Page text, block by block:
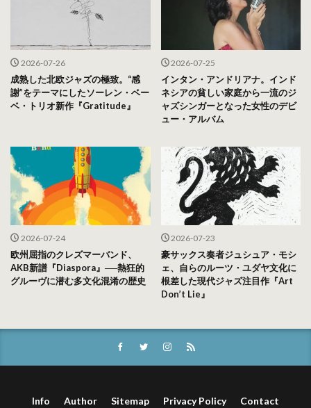
2026-07-26
成熟した北欧ジャズの極致。“感
謝”をテーマにしたソーレン・ベー
ベ・トリオ新作『Gratitude』
2026-07-25
インタン・アンドリアナ。インド
ネシアの貧しい家庭から一流のジ
ャズシンガーとなった女性のデビ
ュー・アルバム
2026-07-24
欧州屈指のクレズマーバンド、
AKB新譜『Diaspora』──熱狂的
グルーヴに潜む多文化混淆の歴史
2026-07-23
豪サックス奏者ジュシュア・モシ
ェ、自らのルーツ・ユダヤ文化に
根差した現代ジャズ注目作『Art
Don’t Lie』
Info Author Sitemap Privacy Policy Contact